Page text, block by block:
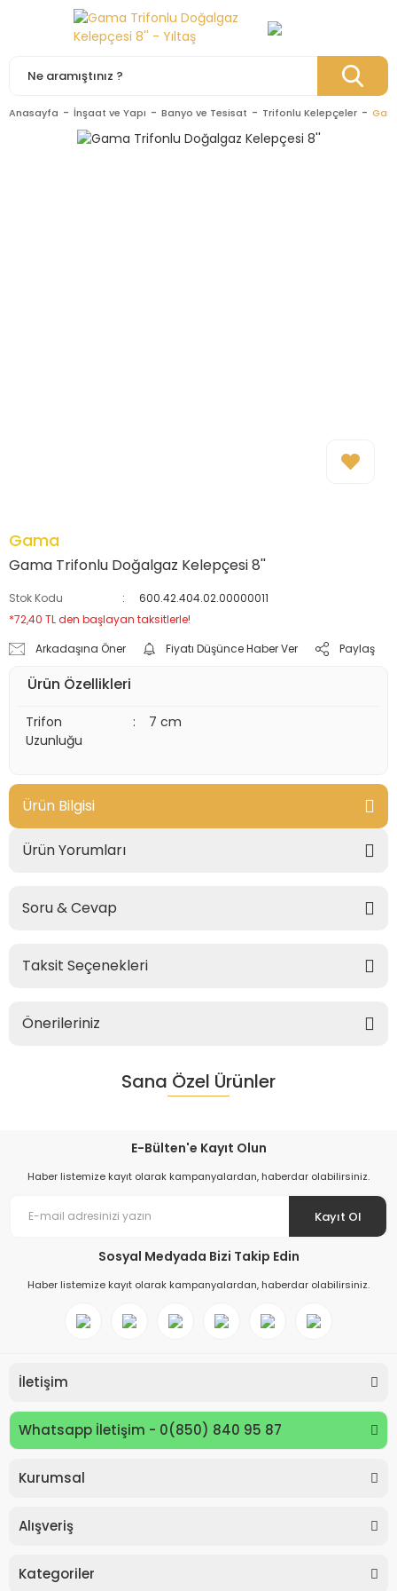
Anasayfa İnşaat ve Yapı Banyo ve Tesisat Trifonlu Kelepçeler
Gama
Gama Trifonlu Doğalgaz Kelepçesi 8''
Stok Kodu
600.42.404.02.00000011
*72,40 TL den başlayan taksitlerle!
Arkadaşına Öner
Fiyatı Düşünce Haber Ver Paylaş
Ürün Özellikleri
Trifon
Uzunluğu
: 7 cm
Ürün Bilgisi
Ürün Yorumları
Soru & Cevap
Taksit Seçenekleri
Önerileriniz
Sana Özel Ürünler
E-Bülten'e Kayıt Olun
Haber listemize kayıt olarak kampanyalardan, haberdar olabilirsiniz.
Kayıt Ol
Sosyal Medyada Bizi Takip Edin
Haber listemize kayıt olarak kampanyalardan, haberdar olabilirsiniz.
İletişim
Whatsapp İletişim - 0(850) 840 95 87
Kurumsal
Alışveriş
Kategoriler